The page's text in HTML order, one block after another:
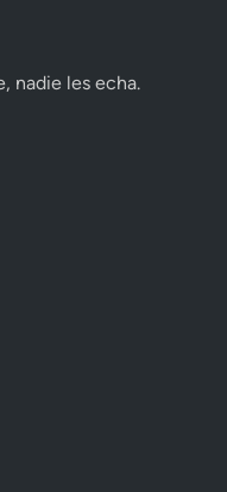
nadie les echa.